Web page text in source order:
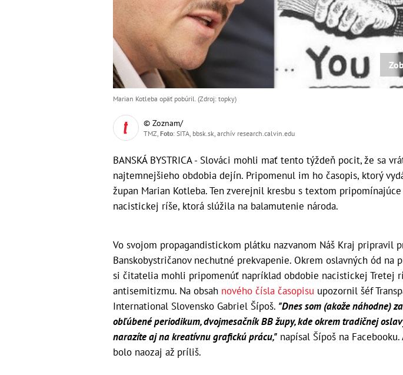
Marian Kotleba opäť pobúril. (Zdroj: topky)
© Zoznam/
TMZ, Foto: SITA, bbsk.sk, archív research.calvin.edu
BANSKÁ BYSTRICA - Slováci mohli mať tento týždeň pocit, že sa
najtemnejšieho obdobia dejín. Pripomenul im ho časopis, ktorý
župan Marian Kotleba. Ten zverejnil kresbu s textom pripomínajúce
nacistickej ríše, ktorá slúžila na balamutenie národa.
Vo svojom propagandistickom plátku nazvanom Náš Kraj pripravil
Banskobystričanov nechutné prekvapenie. Okrem oslavných ód na
si čitatelia mohli pripomenúť napríklad obdobie nacistickej Tretej
antisemitizmu. Na obsah nového čísla časopisu upozornil šéf
International Slovensko Gabriel Šípoš. "Dnes som (akože náhodne)
obľúbené periodikum, dvojmesačník BB župy, kde okrem tradičnej
narazíte aj na kreatívnu grafickú prácu," napísal Šípoš na
bolo naozaj až príliš.